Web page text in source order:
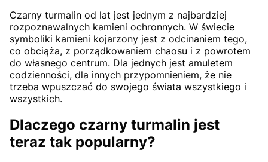
Czarny turmalin od lat jest jednym z najbardziej
rozpoznawalnych kamieni ochronnych. W świecie
symboliki kamieni kojarzony jest z odcinaniem tego,
co obciąża, z porządkowaniem chaosu i z powrotem
do własnego centrum. Dla jednych jest amuletem
codzienności, dla innych przypomnieniem, że nie
trzeba wpuszczać do swojego świata wszystkiego i
wszystkich.
Dlaczego czarny turmalin jest
teraz tak popularny?